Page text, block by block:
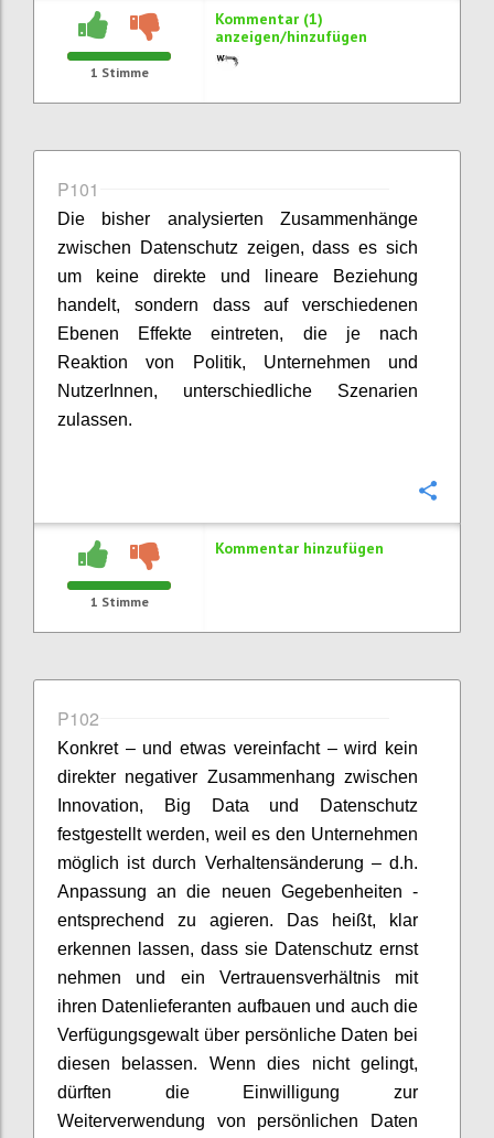
1 Stimme
Kommentar (1)
anzeigen/hinzufügen
P101
Die bisher analysierten Zusammenhänge
zwischen Datenschutz zeigen, dass es sich
um keine direkte und lineare Beziehung
handelt, sondern dass auf verschiedenen
Ebenen Effekte eintreten, die je nach
Reaktion von Politik, Unternehmen und
NutzerInnen, unterschiedliche Szenarien
zulassen.
1 Stimme
Kommentar hinzufügen
P102
Konkret – und etwas vereinfacht – wird kein
direkter negativer Zusammenhang zwischen
Innovation, Big Data und Datenschutz
festgestellt werden, weil es den Unternehmen
möglich ist durch Verhaltensänderung – d.h.
Anpassung an die neuen Gegebenheiten -
entsprechend zu agieren. Das heißt, klar
erkennen lassen, dass sie Datenschutz ernst
nehmen und ein Vertrauensverhältnis mit
ihren Datenlieferanten aufbauen und auch die
Verfügungsgewalt über persönliche Daten bei
diesen belassen. Wenn dies nicht gelingt,
dürften die Einwilligung zur
Weiterverwendung von persönlichen Daten